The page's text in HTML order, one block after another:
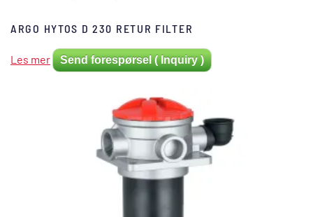
ARGO HYTOS D 230 RETUR FILTER
Les mer Send forespørsel ( Inquiry )